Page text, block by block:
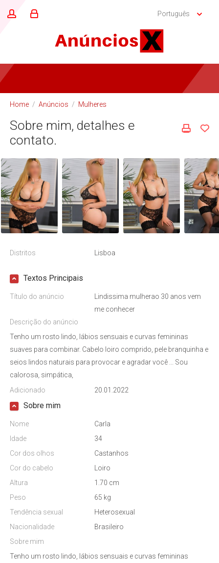
Português
Home / Anúncios / Mulheres
Sobre mim, detalhes e
contato.
Distritos Lisboa
Textos Principais
Título do anúncio
Lindissima mulherao 30 anos vem
me conhecer
Descrição do anúncio
Tenho um rosto lindo, lábios sensuais e curvas femininas
suaves para combinar. Cabelo loiro comprido, pele branquinha e
seios lindos naturais para provocar e agradar você ... Sou
calorosa, simpática,
Adicionado
20.01.2022
Sobre mim
Nome
Carla
Idade
34
Cor dos olhos
Castanhos
Cor do cabelo
Loiro
Altura
1.70 cm
Peso
65 kg
Tendência sexual
Heterosexual
Nacionalidade
Brasileiro
Sobre mim
Tenho um rosto lindo, lábios sensuais e curvas femininas